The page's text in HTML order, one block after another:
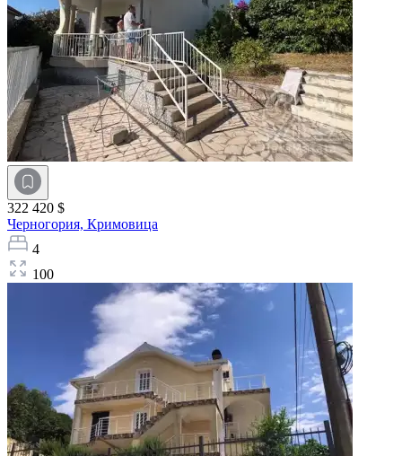
322 420 $
Черногория, Кримовица
4
100